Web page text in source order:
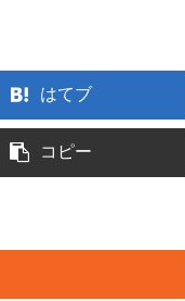
はてブ
コピー